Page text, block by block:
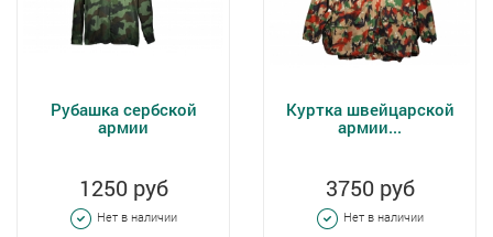
Рубашка сербской
армии
1250 руб
Нет в наличии
Куртка швейцарской
армии...
3750 руб
Нет в наличии